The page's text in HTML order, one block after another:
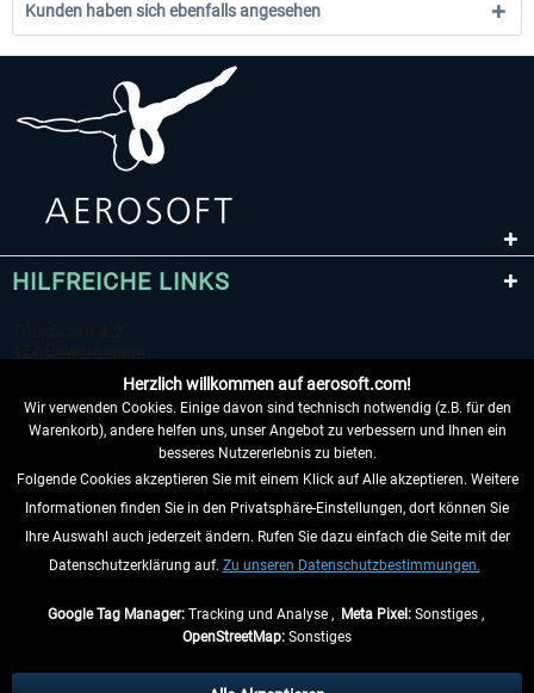
Kunden haben sich ebenfalls angesehen
HILFREICHE LINKS
VERTRAG WIDERRUFEN
INFORMATIONEN
Herzlich willkommen auf aerosoft.com!
Wir verwenden Cookies. Einige davon sind technisch notwendig (z.B. für den
Warenkorb), andere helfen uns, unser Angebot zu verbessern und Ihnen ein
besseres Nutzererlebnis zu bieten.
Folgende Cookies akzeptieren Sie mit einem Klick auf Alle akzeptieren. Weitere
Informationen finden Sie in den Privatsphäre-Einstellungen, dort können Sie
Ihre Auswahl auch jederzeit ändern. Rufen Sie dazu einfach die Seite mit der
Datenschutzerklärung auf. Zu unseren Datenschutzbestimmungen.
Google Tag Manager:Tracking und Analyse , Meta Pixel:Sonstiges ,
OpenStreetMap: Sonstiges